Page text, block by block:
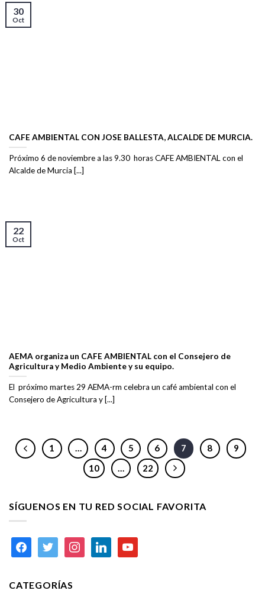
CAFE AMBIENTAL CON JOSE BALLESTA, ALCALDE DE MURCIA.
Próximo 6 de noviembre a las 9.30 horas CAFE AMBIENTAL con el
Alcalde de Murcia [...]
30
Oct
AEMA organiza un CAFE AMBIENTAL con el Consejero de
Agricultura y Medio Ambiente y su equipo.
El próximo martes 29 AEMA-rm celebra un café ambiental con el
Consejero de Agricultura y [...]
22
Oct
1 … 4 5 6 7 8
9
10
… 22
SÍGUENOS EN TU RED SOCIAL FAVORITA
facebooktwitter instagramlinkedin youtube
CATEGORÍAS